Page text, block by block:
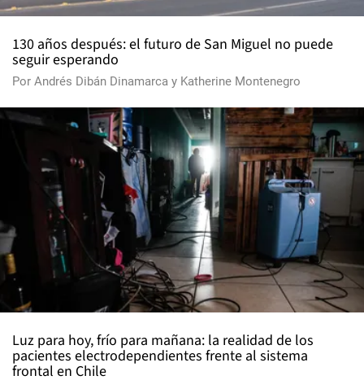
130 años después: el futuro de San Miguel no puede
seguir esperando
Por Andrés Dibán Dinamarca y Katherine Montenegro
Luz para hoy, frío para mañana: la realidad de los
pacientes electrodependientes frente al sistema
frontal en Chile